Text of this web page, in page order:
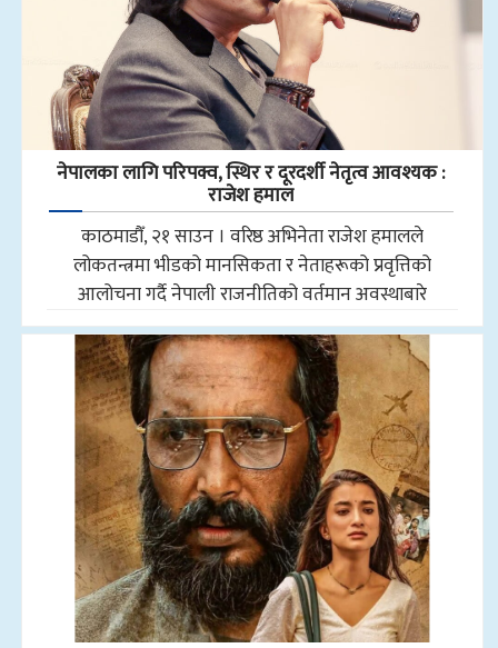
नेपालका लागि परिपक्व, स्थिर र दूरदर्शी नेतृत्व आवश्यक :
राजेश हमाल
काठमाडौँ, २१ साउन । वरिष्ठ अभिनेता राजेश हमालले
लोकतन्त्रमा भीडको मानसिकता र नेताहरूको प्रवृत्तिको
आलोचना गर्दै नेपाली राजनीतिको वर्तमान अवस्थाबारे